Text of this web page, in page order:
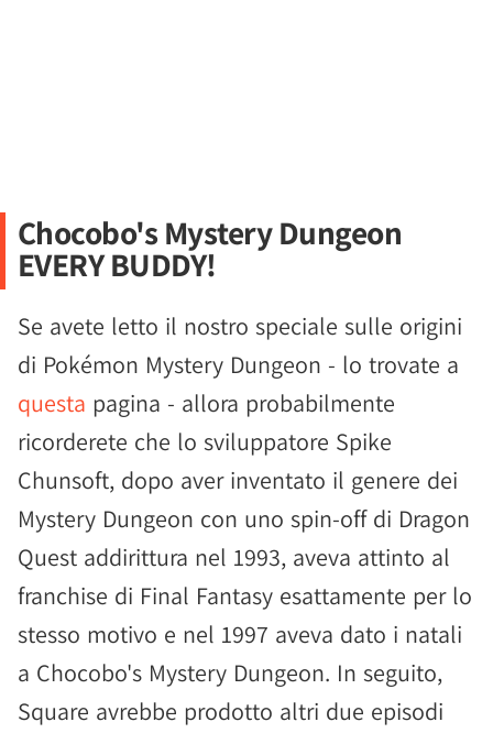
Chocobo's Mystery Dungeon
EVERY BUDDY!
Se avete letto il nostro speciale sulle origini
di Pokémon Mystery Dungeon - lo trovate a
questa pagina - allora probabilmente
ricorderete che lo sviluppatore Spike
Chunsoft, dopo aver inventato il genere dei
Mystery Dungeon con uno spin-off di Dragon
Quest addirittura nel 1993, aveva attinto al
franchise di Final Fantasy esattamente per lo
stesso motivo e nel 1997 aveva dato i natali
a Chocobo's Mystery Dungeon. In seguito,
Square avrebbe prodotto altri due episodi